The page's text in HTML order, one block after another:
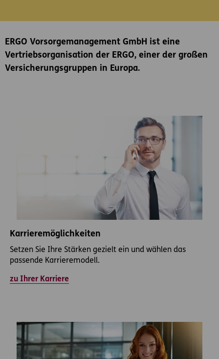
ERGO Vorsorgemanagement GmbH ist eine
Vertriebsorganisation der ERGO, einer der großen
Versicherungsgruppen in Europa.
Karrieremöglichkeiten
Setzen Sie Ihre Stärken gezielt ein und wählen das
passende Karrieremodell.
zu Ihrer Karriere